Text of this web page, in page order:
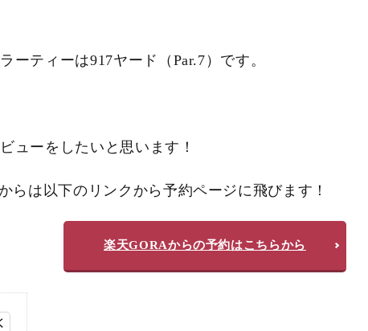
ーティーは917ヤード（Par.7）です。
ューをしたいと思います！
らは以下のリンクから予約ページに飛びます！
楽天GORAからの予約はこちらから